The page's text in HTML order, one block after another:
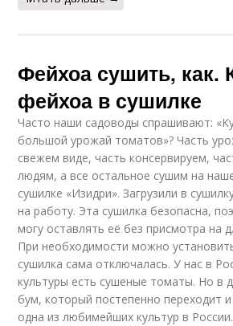
Фейхоа сушить, как.
фейхоа в сушилке
Часто наши садоводы спрашивают:
большой урожай томатов»? Часть
свежем виде, часть консервируем,
людям, а все остальное сушим на
сушилке «Изидри». Загрузили в
на работу. Эта сушилка безопасна,
могу оставлять её без присмотра на
При необходимости можно
сушилка сама отключалась. У нас в
культуры есть сушеные томаты. Но в
бум, который постепенно переходит
одна из любимейших культур в